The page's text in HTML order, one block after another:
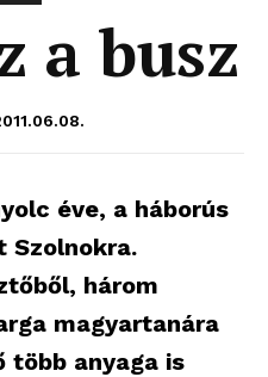
a busz
éve, a háborús
Szolnokra.
három
magyartanára
több anyaga is